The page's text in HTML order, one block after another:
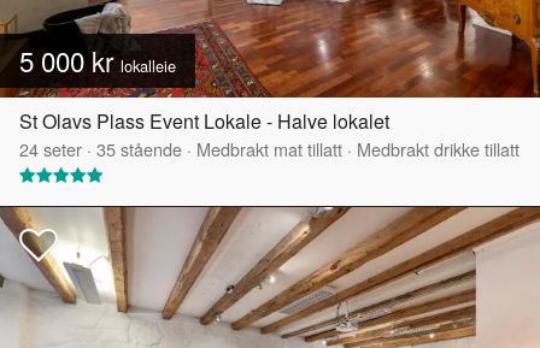
5 000 krlokalleie
St Olavs Plass Event Lokale - Halve lokalet
24seter · 35stående · Medbrakt mat tillatt · Medbrakt drikke tillatt